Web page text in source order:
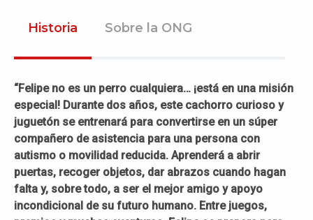
Historia Sobre la ONG
“Felipe no es un perro cualquiera… ¡está en una misión
especial! Durante dos años, este cachorro curioso y
juguetón se entrenará para convertirse en un súper
compañero de asistencia para una persona con
autismo o movilidad reducida. Aprenderá a abrir
puertas, recoger objetos, dar abrazos cuando hagan
falta y, sobre todo, a ser el mejor amigo y apoyo
incondicional de su futuro humano. Entre juegos,